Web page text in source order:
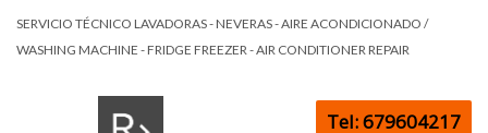
SERVICIO TÉCNICO LAVADORAS - NEVERAS - AIRE ACONDICIONADO /
WASHING MACHINE - FRIDGE FREEZER - AIR CONDITIONER REPAIR
Tel: 679604217